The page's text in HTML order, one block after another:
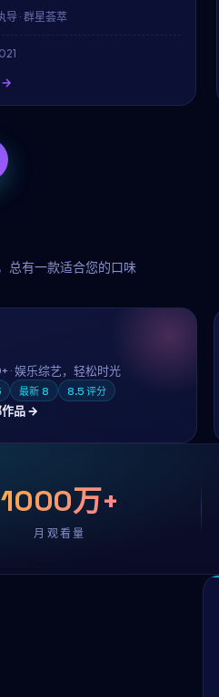
小时内完成不可能。深田晃司以
，呈现了战争中最微小却最珍贵
导 · 群星荟萃
→
总有一款适合您的口味
·娱乐综艺，轻松时光
最新 8 8.5 评分
作品 →
1000万+
月观看量